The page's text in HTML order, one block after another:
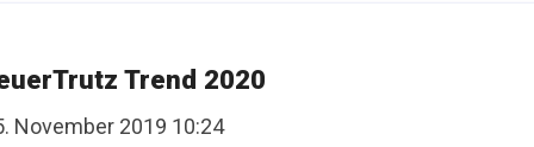
Trend 2020
November 2019 10:24